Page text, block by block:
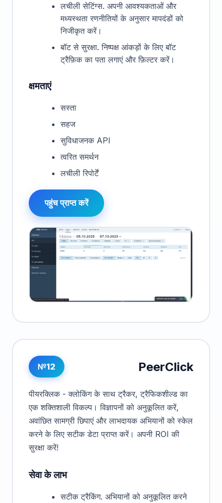
लचीली सेटिंग्स. अपनी आवश्यकताओं और
मध्यस्थता रणनीतियों के अनुसार मापदंडों को
निजीकृत करें।
बॉट से सुरक्षा. निष्पक्ष आंकड़ों के लिए बॉट
ट्रैफ़िक का पता लगाएं और फ़िल्टर करें।
क्षमताएं
सस्ता
सहज
सुविधाजनक API
त्वरित समर्थन
लचीली रिपोर्टें
पहुंच प्राप्त करें
№12 PeerClick
पीयरक्लिक - क्लोकिंग के साथ ट्रैकर, ट्रैफिकशील्ड का
एक शक्तिशाली विकल्प। विज्ञापनों को अनुकूलित करें,
अवांछित सामग्री छिपाएं और लाभदायक अभियानों को स्केल
करने के लिए सटीक डेटा प्राप्त करें। अपनी ROI की
सुरक्षा करें!
सेवा के लाभ
सटीक ट्रैकिंग. अभियानों को अनुकूलित करने